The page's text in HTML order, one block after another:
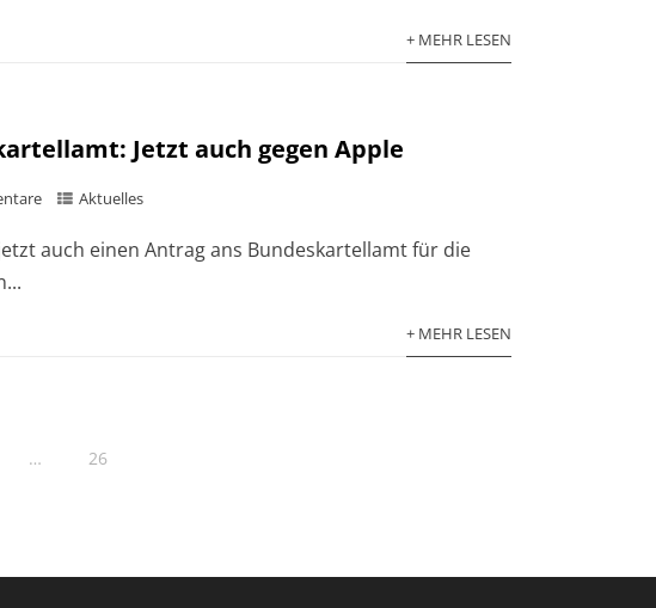
+ MEHR LESEN
Jetzt auch gegen Apple
Aktuelles
auch einen Antrag ans Bundeskartellamt für die
+ MEHR LESEN
… 26